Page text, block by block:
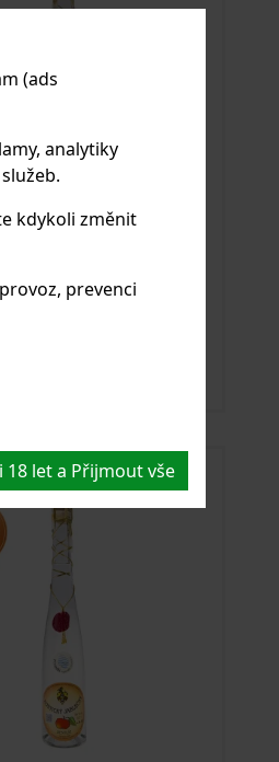
(ads
analytiky
kdykoli změnit
prevenci
18 let a Přijmout vše
dvůr Koštický